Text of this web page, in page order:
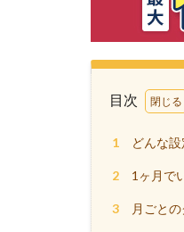
目次
1 どんな
2 1ヶ月で
3 月ごと